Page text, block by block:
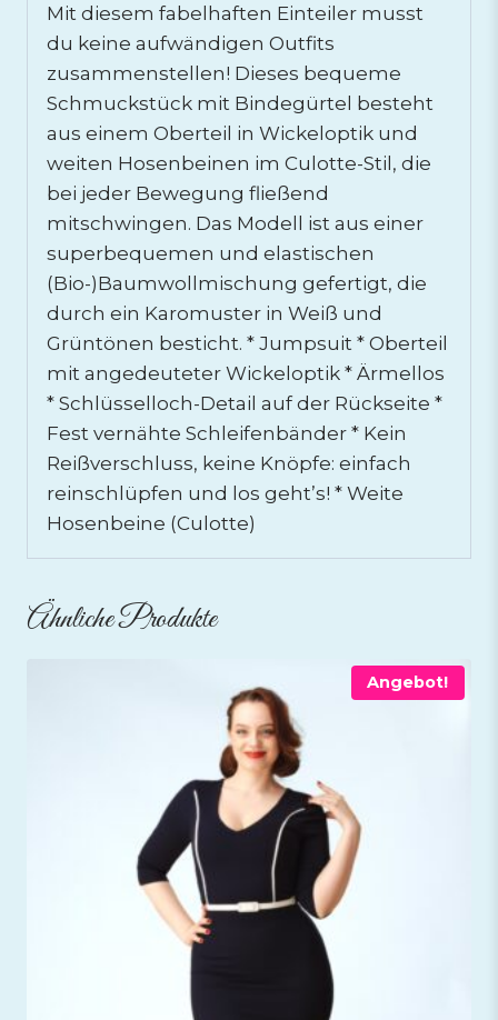
Mit diesem fabelhaften Einteiler musst
du keine aufwändigen Outfits
zusammenstellen! Dieses bequeme
Schmuckstück mit Bindegürtel besteht
aus einem Oberteil in Wickeloptik und
weiten Hosenbeinen im Culotte-Stil, die
bei jeder Bewegung fließend
mitschwingen. Das Modell ist aus einer
superbequemen und elastischen
(Bio-)Baumwollmischung gefertigt, die
durch ein Karomuster in Weiß und
Grüntönen besticht. * Jumpsuit * Oberteil
mit angedeuteter Wickeloptik * Ärmellos
* Schlüsselloch-Detail auf der Rückseite *
Fest vernähte Schleifenbänder * Kein
Reißverschluss, keine Knöpfe: einfach
reinschlüpfen und los geht’s! * Weite
Hosenbeine (Culotte)
Ähnliche Produkte
Angebot!